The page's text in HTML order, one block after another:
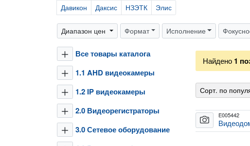
Давикон
Даксис НЗЭТК Элис
Диапазон цен Формат Исполнение
plus Все товары каталога
plus 1.1 AHD видеокамеры
plus 1.2 IP видеокамеры
plus 2.0 Видеорегистраторы
plus 3.0 Сетевое оборудование
Найдено 1
Сорт. по
camera E005442